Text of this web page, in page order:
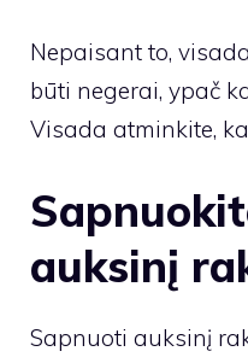
Nepaisant to,
būti negerai, ypač
Visada atminkite,
auksinį
Sapnuoti auksinį